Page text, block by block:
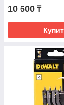
10 600 ₸